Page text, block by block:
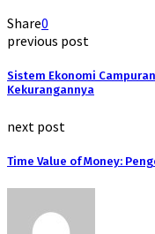
Share0
previous post
Sistem Ekonomi
Kekurangannya
next post
Time Value of Money: